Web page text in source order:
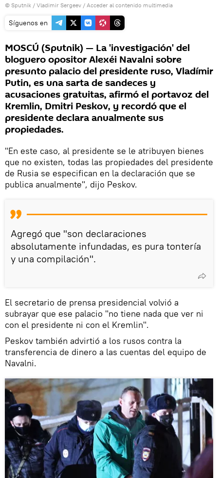
© Sputnik / Vladimir Sergeev / Acceder al contenido multimedia
Síguenos en
MOSCÚ (Sputnik) — La 'investigación' del
bloguero opositor Alexéi Navalni sobre
presunto palacio del presidente ruso, Vladímir
Putin, es una sarta de sandeces y
acusaciones gratuitas, afirmó el portavoz del
Kremlin, Dmitri Peskov, y recordó que el
presidente declara anualmente sus
propiedades.
"En este caso, al presidente se le atribuyen bienes
que no existen, todas las propiedades del presidente
de Rusia se especifican en la declaración que se
publica anualmente", dijo Peskov.
Agregó que "son declaraciones
absolutamente infundadas, es pura tontería
y una compilación".
El secretario de prensa presidencial volvió a
subrayar que ese palacio "no tiene nada que ver ni
con el presidente ni con el Kremlin".
Peskov también advirtió a los rusos contra la
transferencia de dinero a las cuentas del equipo de
Navalni.